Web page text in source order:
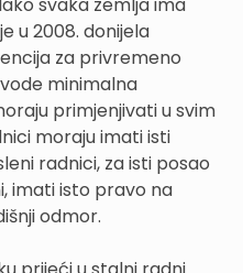
u 2008. donijela
za privremeno
minimalna
primjenjivati u svim
moraju imati isti
radnici, za isti posao
imati isto pravo na
odmor.